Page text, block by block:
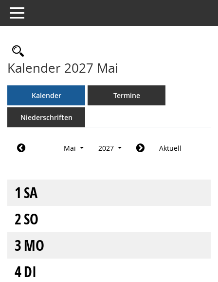
Toggle navigation
Rechercheauswahl
Kalender 2027 Mai
Kalender Termine
Niederschriften
Mai 2027 Aktuell
1 SA
2SO
3MO
4DI